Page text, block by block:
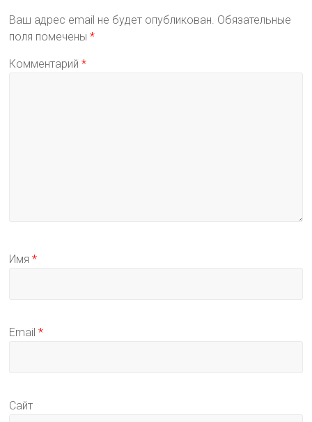
Ваш адрес email не будет опубликован. Обязательные
поля помечены*
Комментарий*
Имя*
Email*
Сайт